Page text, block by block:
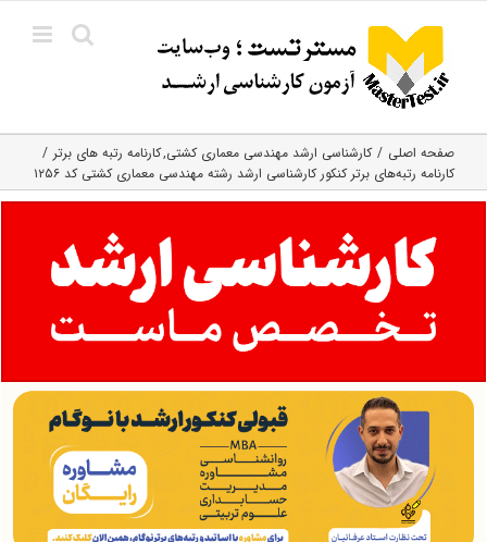
content
صفحه اصلی کارشناسی ارشد مهندسی معماری کشتی کارنامه رتبه های برتر
کارنامه رتبه‌های برتر کنکور کارشناسی ارشد رشته مهندسی معماری کشتی کد ۱۲۵۶